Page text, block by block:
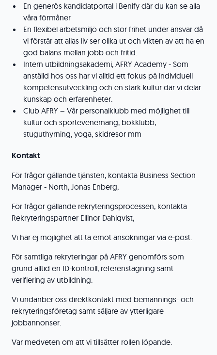
En generös kandidatportal i Benify där du kan se alla
våra förmåner
En flexibel arbetsmiljö och stor frihet under ansvar då
vi förstår att allas liv ser olika ut och vikten av att ha en
god balans mellan jobb och fritid.
Intern utbildningsakademi, AFRY Academy - Som
anställd hos oss har vi alltid ett fokus på individuell
kompetensutveckling och en stark kultur där vi delar
kunskap och erfarenheter.
Club AFRY – Vår personalklubb med möjlighet till
kultur och sportevenemang, bokklubb,
stuguthyrning, yoga, skidresor mm
Kontakt
För frågor gällande tjänsten, kontakta Business Section
Manager - North, Jonas Enberg,
För frågor gällande rekryteringsprocessen, kontakta
Rekryteringspartner Ellinor Dahlqvist,
Vi har ej möjlighet att ta emot ansökningar via e-post.
För samtliga rekryteringar på AFRY genomförs som
grund alltid en ID-kontroll, referenstagning samt
verifiering av utbildning.
Vi undanber oss direktkontakt med bemannings- och
rekryteringsföretag samt säljare av ytterligare
jobbannonser.
Var medveten om att vi tillsätter rollen löpande.